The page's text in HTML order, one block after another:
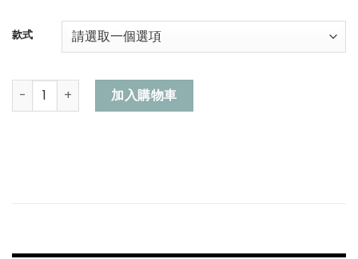
款式
《臺灣勝覽圖》精裝手帳(玉山、太魯閣、阿里山、女王頭) 數量
加入購物車